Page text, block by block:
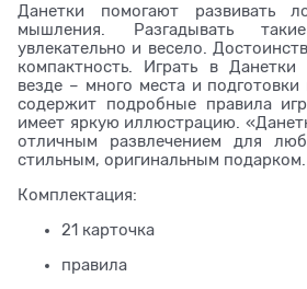
Данетки помогают развивать
мышления. Разгадывать
увлекательно и весело.
компактность. Играть в
везде – много места и
содержит подробные правила
имеет яркую иллюстрацию.
отличным развлечением для
стильным, оригинальным подарком.
Комплектация:
21 карточка
правила